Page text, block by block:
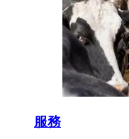
服務